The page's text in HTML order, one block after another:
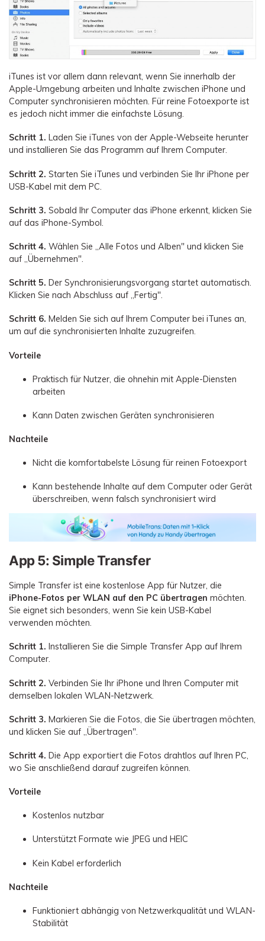
iTunes ist vor allem dann relevant, wenn Sie innerhalb der
Apple-Umgebung arbeiten und Inhalte zwischen iPhone und
Computer synchronisieren möchten. Für reine Fotoexporte ist
es jedoch nicht immer die einfachste Lösung.
Schritt 1. Laden Sie iTunes von der Apple-Webseite herunter
und installieren Sie das Programm auf Ihrem Computer.
Schritt 2. Starten Sie iTunes und verbinden Sie Ihr iPhone per
USB-Kabel mit dem PC.
Schritt 3. Sobald Ihr Computer das iPhone erkennt, klicken Sie
auf das iPhone-Symbol.
Schritt 4. Wählen Sie „Alle Fotos und Alben" und klicken Sie
auf „Übernehmen".
Schritt 5. Der Synchronisierungsvorgang startet automatisch.
Klicken Sie nach Abschluss auf „Fertig".
Schritt 6. Melden Sie sich auf Ihrem Computer bei iTunes an,
um auf die synchronisierten Inhalte zuzugreifen.
Vorteile
Praktisch für Nutzer, die ohnehin mit Apple-Diensten
arbeiten
Kann Daten zwischen Geräten synchronisieren
Nachteile
Nicht die komfortabelste Lösung für reinen Fotoexport
Kann bestehende Inhalte auf dem Computer oder Gerät
überschreiben, wenn falsch synchronisiert wird
App 5: Simple Transfer
Simple Transfer ist eine kostenlose App für Nutzer, die
iPhone-Fotos per WLAN auf den PC übertragen möchten.
Sie eignet sich besonders, wenn Sie kein USB-Kabel
verwenden möchten.
Schritt 1. Installieren Sie die Simple Transfer App auf Ihrem
Computer.
Schritt 2. Verbinden Sie Ihr iPhone und Ihren Computer mit
demselben lokalen WLAN-Netzwerk.
Schritt 3. Markieren Sie die Fotos, die Sie übertragen möchten,
und klicken Sie auf „Übertragen".
Schritt 4. Die App exportiert die Fotos drahtlos auf Ihren PC,
wo Sie anschließend darauf zugreifen können.
Vorteile
Kostenlos nutzbar
Unterstützt Formate wie JPEG und HEIC
Kein Kabel erforderlich
Nachteile
Funktioniert abhängig von Netzwerkqualität und WLAN-
Stabilität